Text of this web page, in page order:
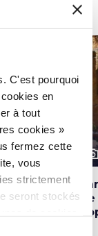
C'est pourquoi
en
à tout
cookies »
fermez cette
vous
strictement
seront stockés
Voir sur la carte
du